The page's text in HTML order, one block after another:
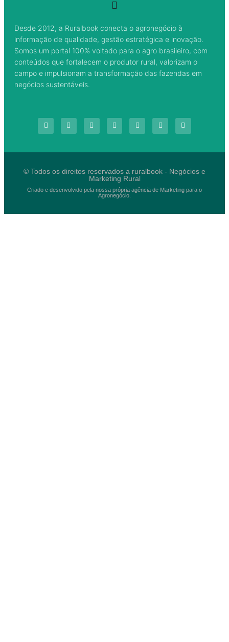
Desde 2012, a Ruralbook conecta o agronegócio à
informação de qualidade, gestão estratégica e inovação.
Somos um portal 100% voltado para o agro brasileiro, com
conteúdos que fortalecem o produtor rural, valorizam o
campo e impulsionam a transformação das fazendas em
negócios sustentáveis.
© Todos os direitos reservados a ruralbook - Negócios e
Marketing Rural
Criado e desenvolvido pela nossa própria agência de Marketing para o
Agronegócio.